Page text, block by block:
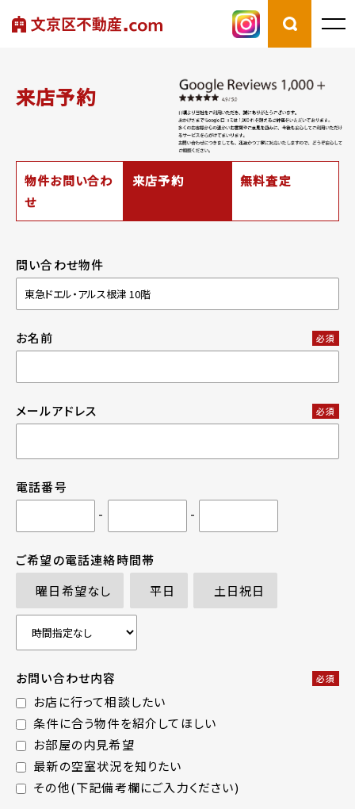
来店予約
物件お問い合わ
せ
来店予約 無料査定
問い合わせ物件
お名前 必須
メールアドレス 必須
電話番号
-
-
ご希望の電話連絡時間帯
曜日希望なし
平日 土日祝日
お問い合わせ内容 必須
お店に行って相談したい
条件に合う物件を紹介してほしい
お部屋の内見希望
最新の空室状況を知りたい
その他(下記備考欄にご入力ください)